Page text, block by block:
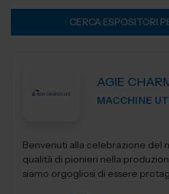
CERCA ESPOSITORI
AGIE
MACCHINE
Benvenuti alla celebrazione del
qualità di pionieri nella
siamo orgogliosi di essere